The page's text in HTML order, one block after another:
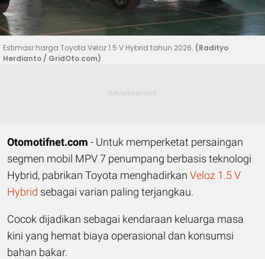
Estimasi harga Toyota Veloz 1.5 V Hybrid tahun 2026. (Radityo
Herdianto / GridOto.com)
Otomotifnet.com - Untuk memperketat persaingan
segmen mobil MPV 7 penumpang berbasis teknologi
Hybrid, pabrikan Toyota menghadirkan Veloz 1.5 V
Hybrid sebagai varian paling terjangkau.
Cocok dijadikan sebagai kendaraan keluarga masa
kini yang hemat biaya operasional dan konsumsi
bahan bakar.